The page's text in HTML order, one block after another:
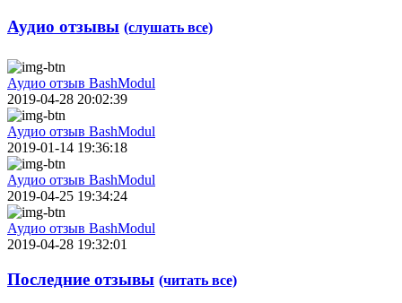
Аудио отзывы (слушать все)
Аудио отзыв BashModul
2019-04-28 20:02:39
Аудио отзыв BashModul
2019-01-14 19:36:18
Аудио отзыв BashModul
2019-04-25 19:34:24
Аудио отзыв BashModul
2019-04-28 19:32:01
Последние отзывы (читать все)